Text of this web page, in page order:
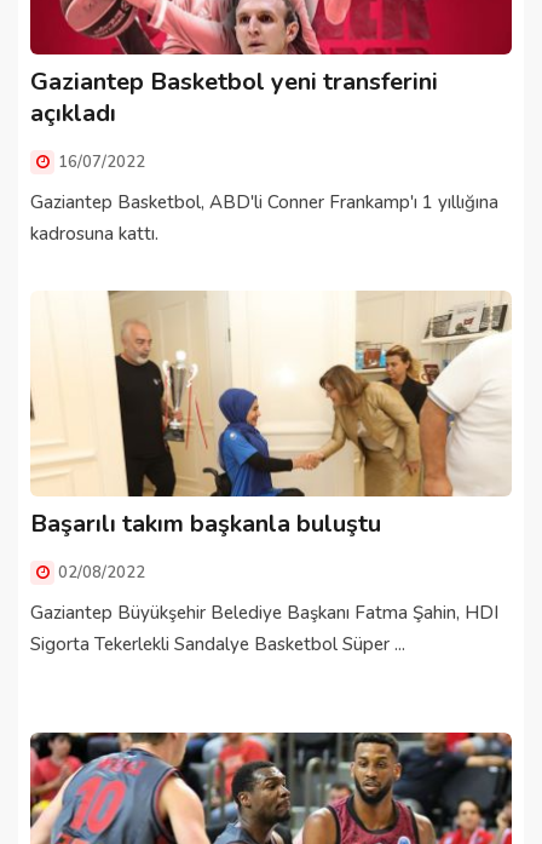
Gaziantep Basketbol yeni transferini
açıkladı
16/07/2022
Gaziantep Basketbol, ABD'li Conner Frankamp'ı 1 yıllığına
kadrosuna kattı.
Başarılı takım başkanla buluştu
02/08/2022
Gaziantep Büyükşehir Belediye Başkanı Fatma Şahin, HDI
Sigorta Tekerlekli Sandalye Basketbol Süper ...